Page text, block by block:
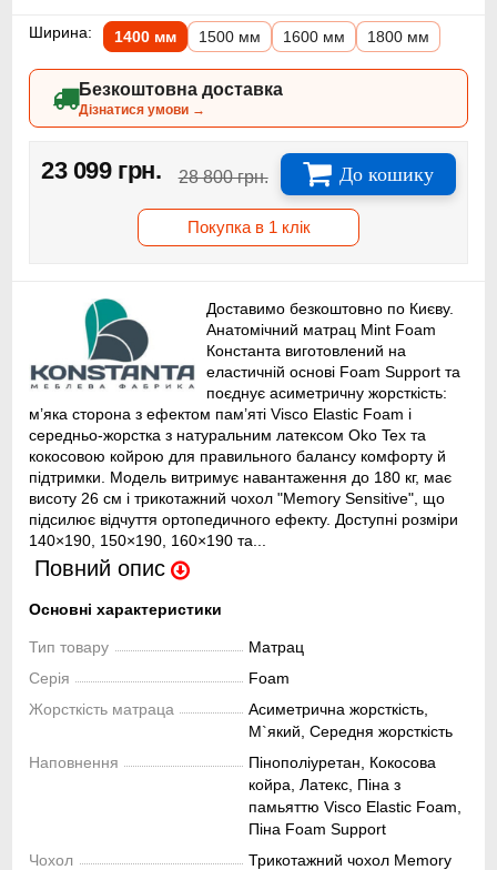
Ширина: 1400 мм 1500 мм 1600 мм 1800 мм
Безкоштовна доставка
Дізнатися умови →
23 099 грн. 28 800 грн. До кошику
Покупка в 1 клік
Доставимо безкоштовно по Києву.
Анатомічний матрац Mint Foam
Константа виготовлений на
еластичній основі Foam Support та
поєднує асиметричну жорсткість:
м’яка сторона з ефектом пам’яті Visco Elastic Foam і
середньо-жорстка з натуральним латексом Oko Tex та
кокосовою койрою для правильного балансу комфорту й
підтримки. Модель витримує навантаження до 180 кг, має
висоту 26 см і трикотажний чохол "Memory Sensitive", що
підсилює відчуття ортопедичного ефекту. Доступні розміри
140×190, 150×190, 160×190 та...
Повний опис
Основні характеристики
Тип товару
Матрац
Серія
Foam
Жорсткість матраца
Асиметрична жорсткість,
М`який, Середня жорсткість
Наповнення
Пінополіуретан, Кокосова
койра, Латекс, Піна з
памьяттю Visco Elastic Foam,
Піна Foam Support
Чохол
Трикотажний чохол Memory